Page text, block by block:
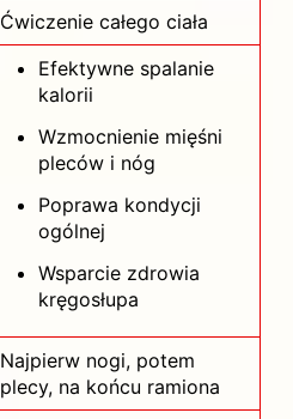
Ćwiczenie całego ciała
Efektywne spalanie
kalorii
Wzmocnienie mięśni
pleców i nóg
Poprawa kondycji
ogólnej
Wsparcie zdrowia
kręgosłupa
Najpierw nogi, potem
plecy, na końcu ramiona